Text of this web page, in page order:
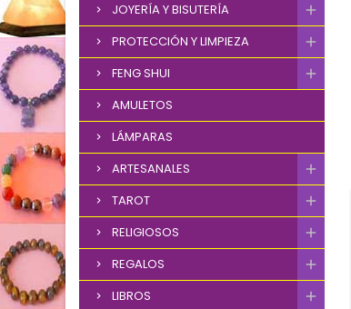
JOYERÍA Y BISUTERÍA
PROTECCIÓN Y LIMPIEZA
FENG SHUI
AMULETOS
LÁMPARAS
ARTESANALES
TAROT
RELIGIOSOS
REGALOS
LIBROS